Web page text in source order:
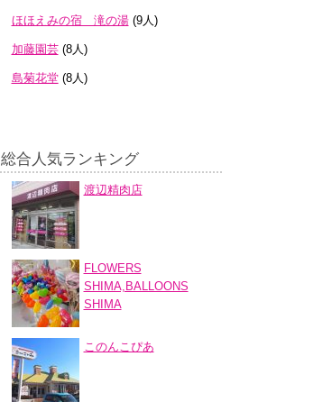
ほほえみの宿 滝の湯(9人)
加藤園芸(8人)
島菊花堂(8人)
総合人気ランキング
渡辺精肉店
FLOWERS
SHIMA,BALLOONS
SHIMA
このんこぴあ